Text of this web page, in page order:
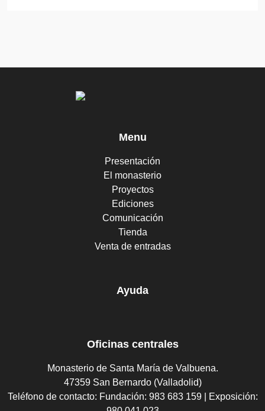
Menu
Presentación
El monasterio
Proyectos
Ediciones
Comunicación
Tienda
Venta de entradas
Ayuda
Oficinas centrales
Monasterio de Santa María de Valbuena.
47359 San Bernardo (Valladolid)
Teléfono de contacto: Fundación: 983 683 159 | Exposición: